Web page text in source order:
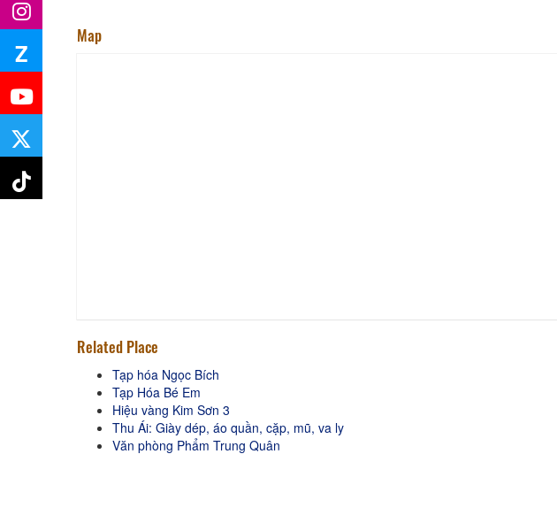
Map
Related Place
Tạp hóa Ngọc Bích
Tạp Hóa Bé Em
Hiệu vàng Kim Sơn 3
Thu Ái: Giày dép, áo quần, cặp, mũ, va ly
Văn phòng Phẩm Trung Quân
Z